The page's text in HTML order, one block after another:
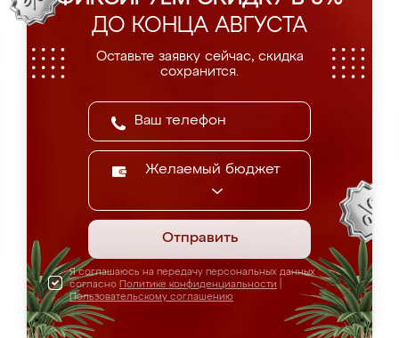
ДО КОНЦА АВГУСТА
Оставьте заявку сейчас, скидка
сохранится.
Желаемый бюджет
Отправить
Я соглашаюсь на передачу персональных данных
согласно Политике конфиденциальности
Пользовательскому соглашению